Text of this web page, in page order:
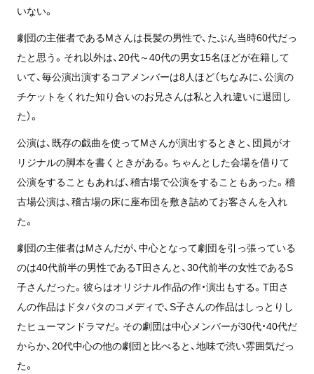
いない。
劇団の主催者であるMさんは長髪の男性で、たぶん当時60代だっ
たと思う。それ以外は、20代～40代の男女15名ほどが在籍して
いて、毎公演出演するコアメンバーは8人ほど（ちなみに、公演の
チケットをくれた知り合いのお兄さんは私と入れ違いに退団し
た）。
公演は、既存の戯曲を使ってMさんが演出するときと、団員がオ
リジナルの脚本を書くときがある。ちゃんとした会場を借りて
公演をすることもあれば、稽古場で公演をすることもあった。稽
古場公演は、稽古場の床に座布団を敷き詰めてお客さんを入れ
た。
劇団の主催者はMさんだが、中心となって劇団を引っ張っている
のは40代前半の男性であるT田さんと、30代前半の女性であるS
子さんだった。彼らはオリジナル作品の作・演出もする。T田さ
んの作品はドタバタのコメディで、S子さんの作品はしっとりし
たヒューマンドラマだ。その劇団は中心メンバーが30代・40代だ
からか、20代中心の他の劇団と比べると、地味で渋い雰囲気だっ
た。